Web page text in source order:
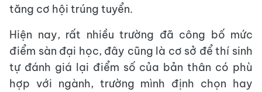
tăng cơ hội trúng tuyển.
Hiện nay, rất nhiều trường đã công bố mức
điểm sàn đại học, đây cũng là cơ sở để thí sinh
tự đánh giá lại điểm số của bản thân có phù
hợp với ngành, trường mình định chọn hay